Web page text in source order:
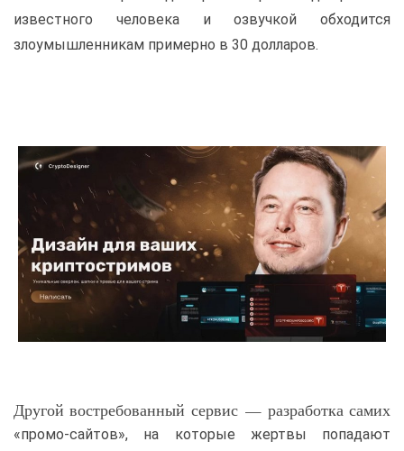
известного человека и озвучкой обходится
злоумышленникам примерно в 30 долларов.
Другой востребованный сервис — разработка самих
«промо-сайтов», на которые жертвы попадают